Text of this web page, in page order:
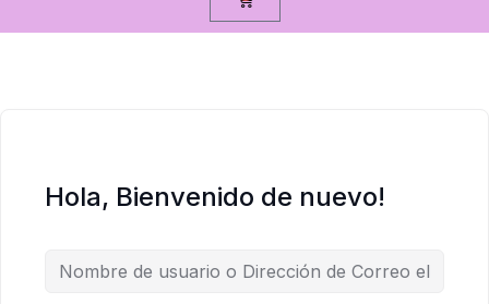
Hola, Bienvenido de nuevo!